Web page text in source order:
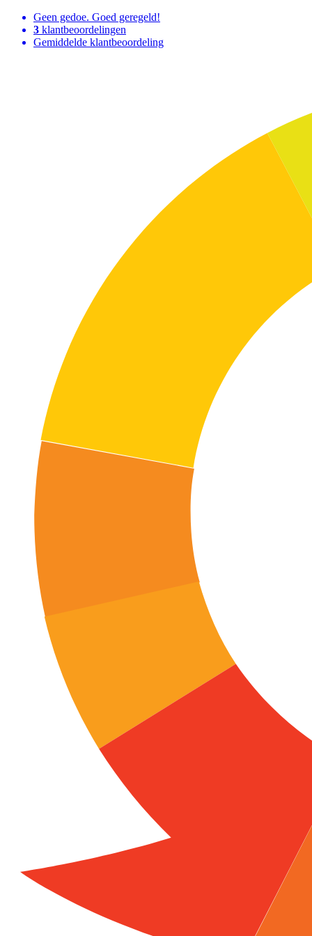
Geen gedoe. Goed geregeld!
3 klantbeoordelingen
Gemiddelde klantbeoordeling